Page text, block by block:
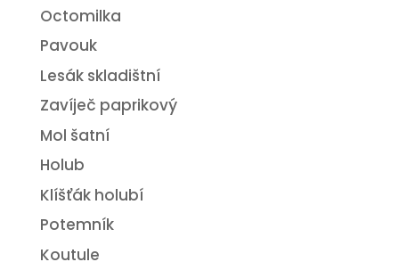
Octomilka
Pavouk
Lesák skladištní
Zavíječ paprikový
Mol šatní
Holub
Klíšťák holubí
Potemník
Koutule